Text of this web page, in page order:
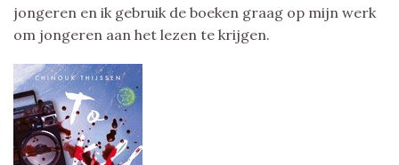
jongeren en ik gebruik de boeken graag op mijn werk
om jongeren aan het lezen te krijgen.